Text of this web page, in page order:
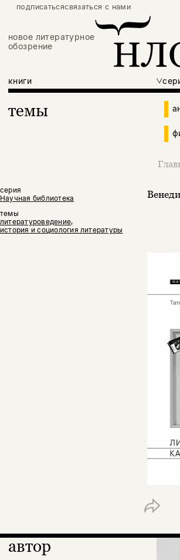
подписатьсясвязаться с нами
новое литературное
обозрение
книги
темы
серия
Научная библиотека
темы
литературоведение,
история и социология литературы
автор